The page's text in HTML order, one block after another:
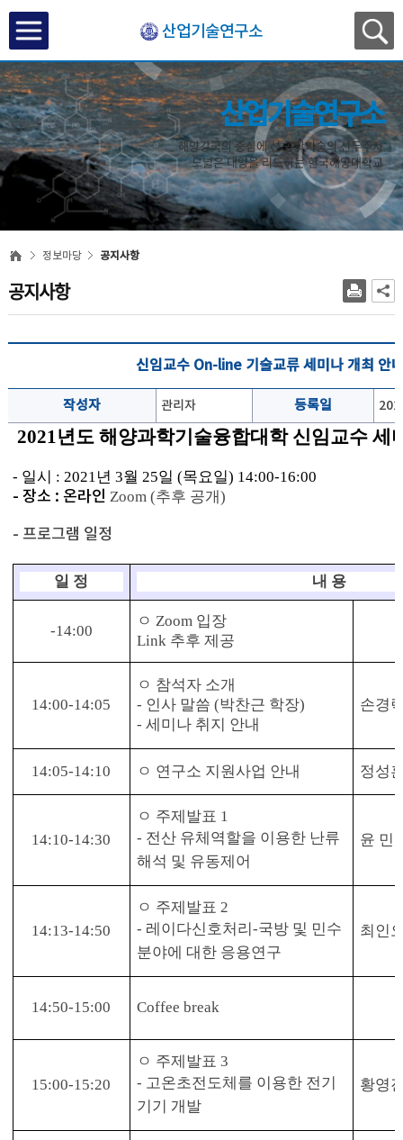
산업기술연구소
산업기술연구소
해양강국의 중심에 선 공학기술의 선두주자
드넓은 대양을 리드하는 한국해양대학교
정보마당 공지사항
공지사항
신임교수 On-line 기술교류 세미나 개최 안
작성자 관리자 등록일
2021년도 해양과학기술융합대학 신임교수 세
- 일시 : 2021년 3월 25일 (목요일) 14:00-16:00
- 장소 : 온라인 Zoom (추후 공개)
- 프로그램 일정
일 정 내 용
-14:00
ㅇ Zoom 입장
Link 추후 제공
14:00-14:05
ㅇ 참석자 소개
- 인사 말씀 (박찬근 학장)
- 세미나 취지 안내
손경
14:05-14:10 ㅇ 연구소 지원사업 안내 정성
14:10-14:30
ㅇ 주제발표 1
- 전산 유체역할을 이용한 난류
해석 및 유동제어
윤 민
14:13-14:50
ㅇ 주제발표 2
- 레이다신호처리-국방 및 민수
분야에 대한 응용연구
최인
14:50-15:00 Coffee break
15:00-15:20
ㅇ 주제발표 3
- 고온초전도체를 이용한 전기
기기 개발
황영